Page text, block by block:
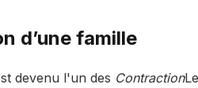
d’une famille
devenu l'un des Contraction